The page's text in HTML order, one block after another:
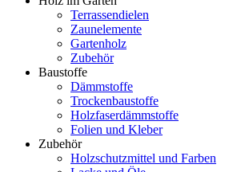
Terrassendielen
Zaunelemente
Gartenholz
Zubehör
Baustoffe
Dämmstoffe
Trockenbaustoffe
Holzfaserdämmstoffe
Folien und Kleber
Zubehör
Holzschutzmittel und Farben